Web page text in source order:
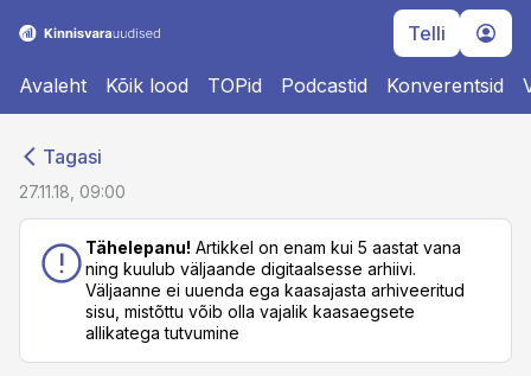
Telli
Avaleht Kõik lood TOPid Podcastid Konverentsid
Tagasi
27.11.18, 09:00
Tähelepanu! Artikkel on enam kui 5 aastat vana
ning kuulub väljaande digitaalsesse arhiivi.
Väljaanne ei uuenda ega kaasajasta arhiveeritud
sisu, mistõttu võib olla vajalik kaasaegsete
allikatega tutvumine